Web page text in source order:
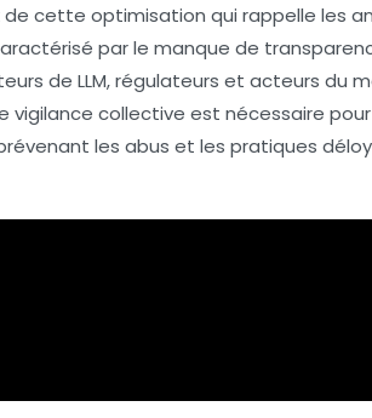
cette optimisation qui rappelle les
par le manque de
de LLM,régulateurs et acteurs du
collective est nécessaire
les abus et les pratiques